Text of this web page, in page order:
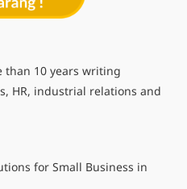
than 10 years writing
HR, industrial relations and
for Small Business in